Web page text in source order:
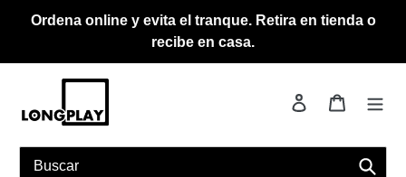
directamente
contenido
Ordena online y evita el tranque. Retira en tienda o
recibe en casa.
Ingresar Carrito